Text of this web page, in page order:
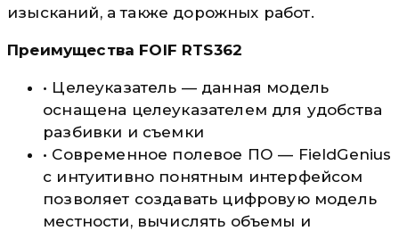
изысканий, а также дорожных работ.
Преимущества FOIF RTS362
• Целеуказатель — данная модель
оснащена целеуказателем для удобства
разбивки и съемки
• Современное полевое ПО — FieldGenius
с интуитивно понятным интерфейсом
позволяет создавать цифровую модель
местности, вычислять объемы и